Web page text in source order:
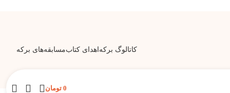
کاتالوگ برکه اهدای کتابمسابقه‌های برکه
0 تومان